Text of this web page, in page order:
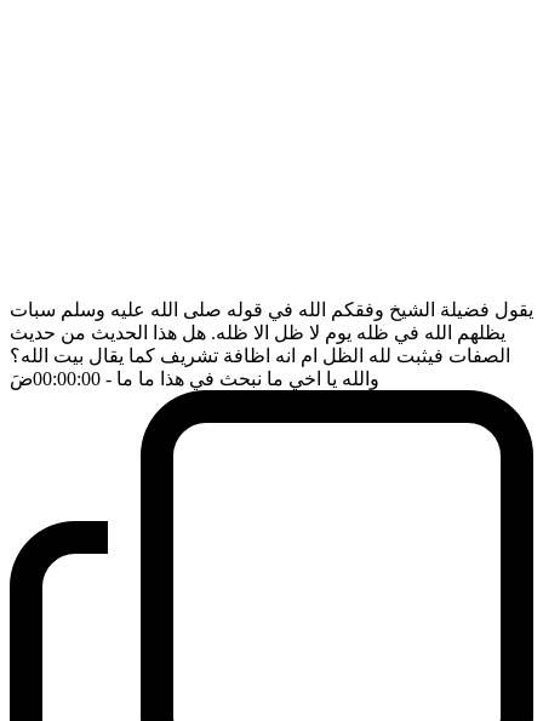
يقول فضيلة الشيخ وفقكم الله في قوله صلى الله عليه وسلم سبات
يظلهم الله في ظله يوم لا ظل الا ظله. هل هذا الحديث من حديث
الصفات فيثبت لله الظل ام انه اظافة تشريف كما يقال بيت الله؟
والله يا اخي ما نبحث في هذا ما ما - 00:00:00 ضَ